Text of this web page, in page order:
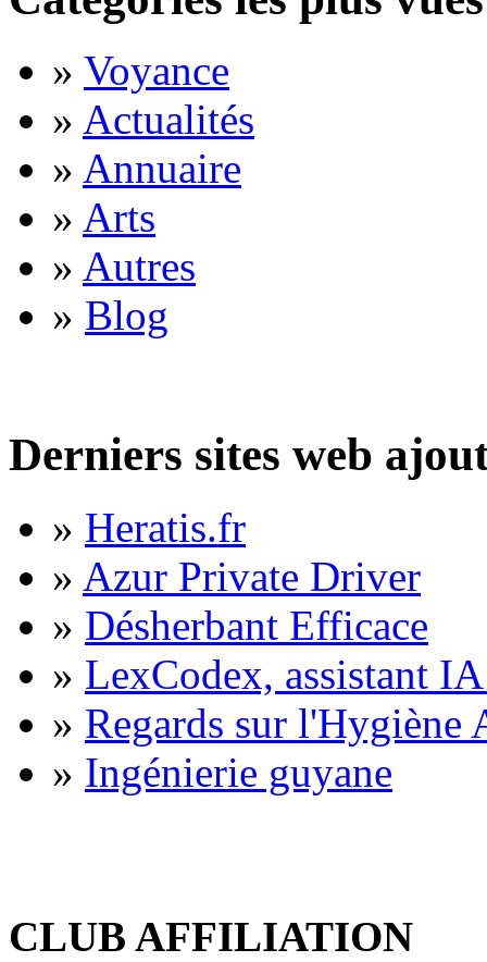
» Voyance
» Actualités
» Annuaire
» Arts
» Autres
» Blog
Derniers sites web
» Heratis.fr
» Azur Private Driver
» Désherbant Efficace
» LexCodex, assistant
» Regards sur l'Hygiène
» Ingénierie guyane
CLUB AFFILIATION